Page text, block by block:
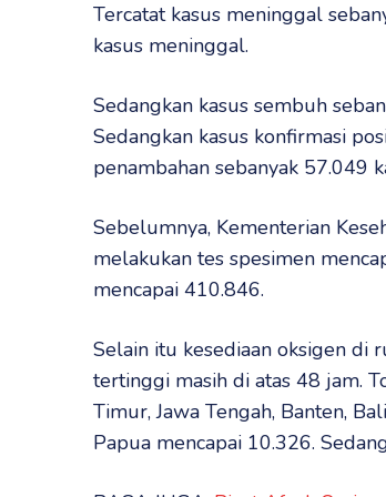
Tercatat kasus meninggal
kasus meninggal.
Sedangkan kasus sembuh
Sedangkan kasus konfirmasi
penambahan sebanyak 57.049
Sebelumnya, Kementerian
melakukan tes spesimen
mencapai 410.846.
Selain itu kesediaan oksigen di
tertinggi masih di atas 48 jam.
Timur, Jawa Tengah, Banten,
Papua mencapai 10.326.